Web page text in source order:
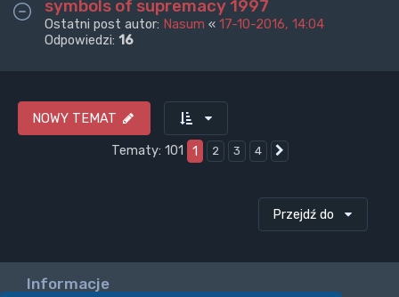
symbols of supremacy 1997
Ostatni post autor: Nasum « 17-10-2016, 14:04
Odpowiedzi: 16
NOWY TEMAT
Tematy: 101
1 2 3 4
Przejdź do
Informacje